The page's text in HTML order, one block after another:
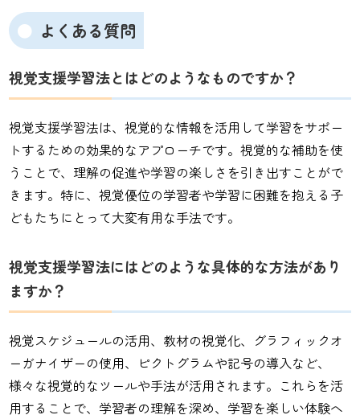
よくある質問
視覚支援学習法とはどのようなものですか？
視覚支援学習法は、視覚的な情報を活用して学習をサポー
トするための効果的なアプローチです。視覚的な補助を使
うことで、理解の促進や学習の楽しさを引き出すことがで
きます。特に、視覚優位の学習者や学習に困難を抱える子
どもたちにとって大変有用な手法です。
視覚支援学習法にはどのような具体的な方法があり
ますか？
視覚スケジュールの活用、教材の視覚化、グラフィックオ
ーガナイザーの使用、ピクトグラムや記号の導入など、
様々な視覚的なツールや手法が活用されます。これらを活
用することで、学習者の理解を深め、学習を楽しい体験へ